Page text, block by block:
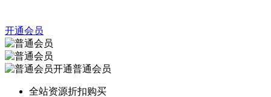
开通会员
开通普通会员
全站资源折扣购买